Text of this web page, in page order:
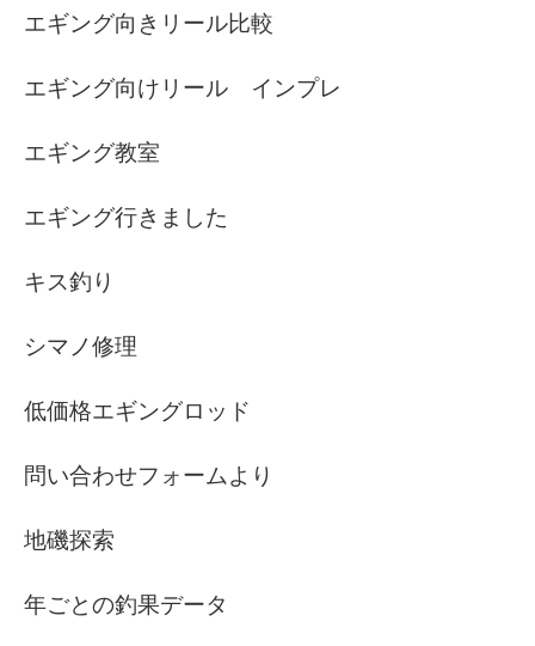
エギング向きリール比較
エギング向けリール インプレ
エギング教室
エギング行きました
キス釣り
シマノ修理
低価格エギングロッド
問い合わせフォームより
地磯探索
年ごとの釣果データ